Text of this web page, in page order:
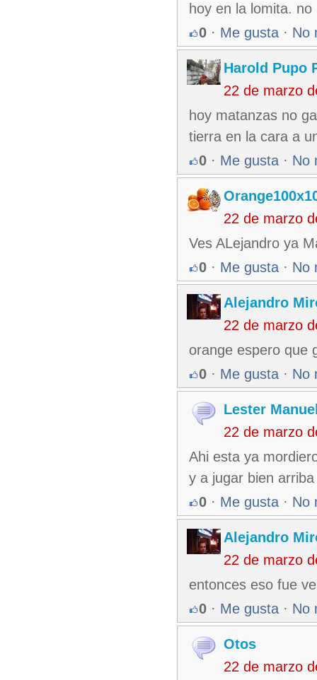
hoy en la lomita.
0 · Me gusta · No
Harold Pupo
22 de marzo
hoy matanzas no
tierra en la cara a
0 · Me gusta · No
22 de marzo
Ves ALejandro ya
0 · Me gusta · No
Alejandro
22 de marzo
orange espero que
0 · Me gusta · No
Lester
22 de marzo
Ahi esta ya
y a jugar bien
0 · Me gusta · No
Alejandro
22 de marzo
entonces eso fue
0 · Me gusta · No
Otos
22 de marzo